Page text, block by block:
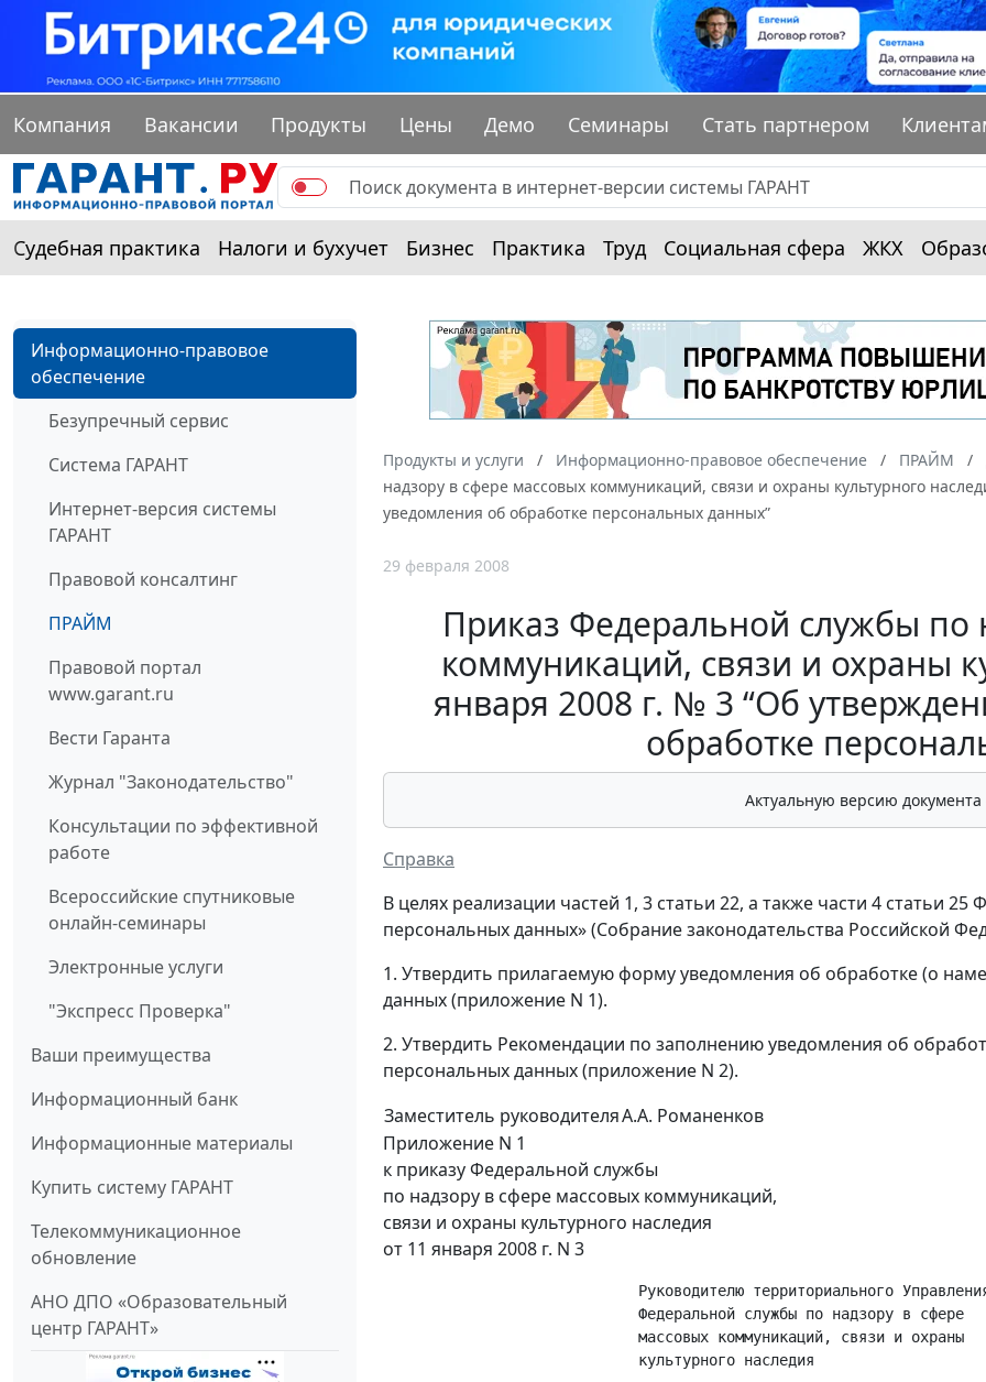
Компания Вакансии Продукты Цены Демо Семинары Стать партнером
Судебная практика Налоги и бухучет Бизнес Практика Труд Социальная сфера ЖКХ
Информационно-правовое
обеспечение
Безупречный сервис
Система ГАРАНТ
Интернет-версия системы
ГАРАНТ
Правовой консалтинг
ПРАЙМ
Правовой портал
www.garant.ru
Вести Гаранта
Журнал "Законодательство"
Консультации по эффективной
работе
Всероссийские спутниковые
онлайн-семинары
Электронные услуги
"Экспресс Проверка"
Ваши преимущества
Информационный банк
Информационные материалы
Купить систему ГАРАНТ
Телекоммуникационное
обновление
АНО ДПО «Образовательный
центр ГАРАНТ»
Продукты и услуги Информационно-правовое обеспечение ПРАЙМ
надзору в сфере массовых коммуникаций, связи и охраны культурного
уведомления об обработке персональных данных”
29 февраля 2008
Приказ Федеральной службы по
коммуникаций, связи и охраны
января 2008 г. № 3 “Об
обработке
Актуальную версию документа
Справка
В целях реализации частей 1, 3 статьи 22, а также части 4 статьи
персональных данных» (Собрание законодательства Российской
1. Утвердить прилагаемую форму уведомления об обработке (о
данных (приложение N 1).
2. Утвердить Рекомендации по заполнению уведомления об
персональных данных (приложение N 2).
Заместитель руководителяА.А. Романенков
Приложение N 1
к приказу Федеральной службы
по надзору в сфере массовых коммуникаций,
связи и охраны культурного наследия
от 11 января 2008 г. N 3
Руководителю территориального
                             Федеральной службы по надзору в сфере
                             массовых коммуникаций, связи и охраны